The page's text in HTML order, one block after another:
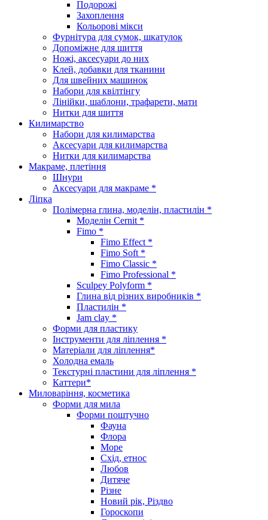
Подорожі
Захоплення
Кольорові мікси
Фурнітура для сумок, шкатулок
Допоміжне для шиття
Ножі, аксесуари до них
Клей, добавки для тканини
Для швейних машинок
Набори для квілтінгу
Лінійки, шаблони, трафарети, мати
Нитки для шиття
Килимарство
Набори для килимарства
Аксесуари для килимарства
Нитки для килимарства
Макраме, плетіння
Шнури
Аксесуари для макраме *
Ліпка
Полімерна глина, моделін, пластилін *
Моделін Cernit *
Fimo *
Fimo Effect *
Fimo Soft *
Fimo Classic *
Fimo Professional *
Sculpey Polyform *
Глина від різних виробників *
Пластилін *
Jam clay *
Форми для пластику
Інструменти для ліплення *
Матеріали для ліплення*
Холодна емаль
Текстурні пластини для ліплення *
Каттери*
Миловаріння, косметика
Форми для мила
Форми поштучно
Фауна
Флора
Море
Схід, етнос
Любов
Дитяче
Різне
Новий рік, Різдво
Гороскопи